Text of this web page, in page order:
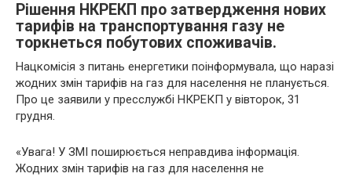
Рішення НКРЕКП про затвердження нових
тарифів на транспортування газу не
торкнеться побутових споживачів.
Нацкомісія з питань енергетики поінформувала, що наразі
жодних змін тарифів на газ для населення не планується.
Про це заявили у пресслужбі НКРЕКП у вівторок, 31
грудня.
«Увага! У ЗМІ поширюється неправдива інформація.
Жодних змін тарифів на газ для населення не